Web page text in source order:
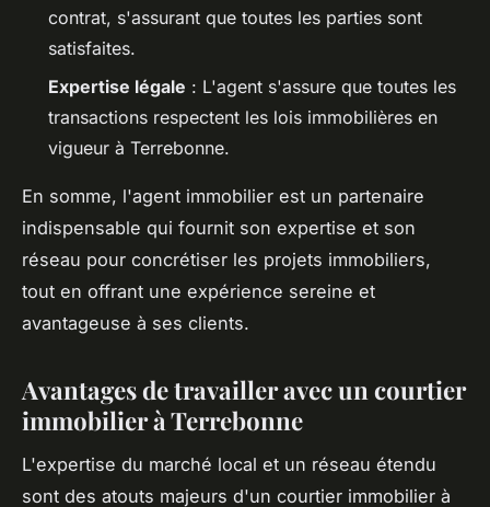
contrat, s'assurant que toutes les parties sont
satisfaites.
Expertise légale : L'agent s'assure que toutes les
transactions respectent les lois immobilières en
vigueur à Terrebonne.
En somme, l'agent immobilier est un partenaire
indispensable qui fournit son expertise et son
réseau pour concrétiser les projets immobiliers,
tout en offrant une expérience sereine et
avantageuse à ses clients.
Avantages de travailler avec un courtier
immobilier à Terrebonne
L'expertise du marché local et un réseau étendu
sont des atouts majeurs d'un courtier immobilier à